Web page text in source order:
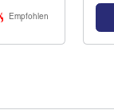
Empfohlen